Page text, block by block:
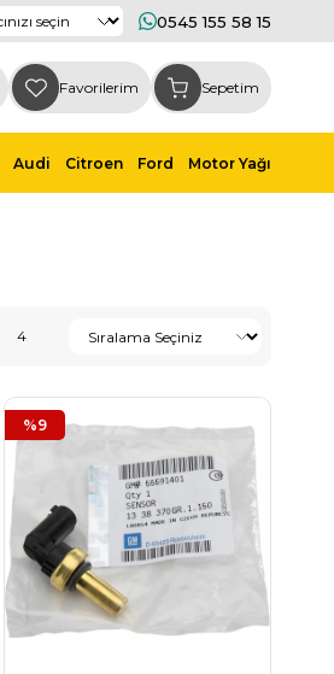
0545 155 58 15
Favorilerim Sepetim
Audi Citroen Ford Motor Yağı
%9